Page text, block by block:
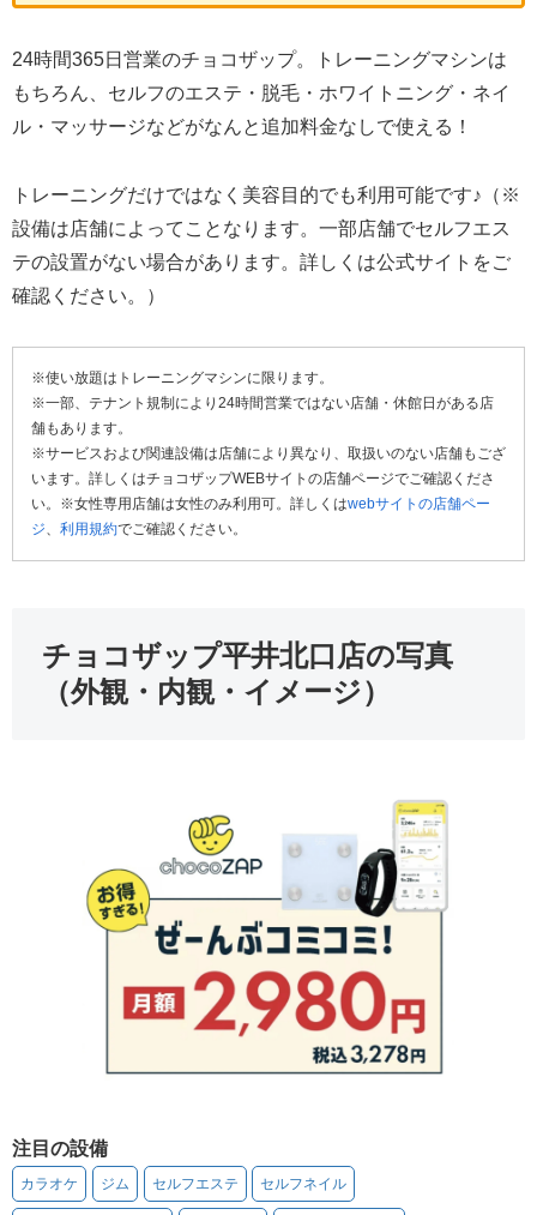
24時間365日営業のチョコザップ。トレーニングマシンは
もちろん、セルフのエステ・脱毛・ホワイトニング・ネイ
ル・マッサージなどがなんと追加料金なしで使える！
トレーニングだけではなく美容目的でも利用可能です♪（※
設備は店舗によってことなります。一部店舗でセルフエス
テの設置がない場合があります。詳しくは公式サイトをご
確認ください。）
※使い放題はトレーニングマシンに限ります。
※一部、テナント規制により24時間営業ではない店舗・休館日がある店
舗もあります。
※サービスおよび関連設備は店舗により異なり、取扱いのない店舗もござ
います。詳しくはチョコザップWEBサイトの店舗ページでご確認くださ
い。※女性専用店舗は女性のみ利用可。詳しくはwebサイトの店舗ペー
ジ、 利用規約でご確認ください。
チョコザップ平井北口店の写真
（外観・内観・イメージ）
注目の設備
カラオケ ジム セルフエステ セルフネイル